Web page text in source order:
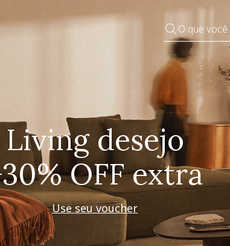
O que
Pequenos rituais
Grandes mudanças
Decorar